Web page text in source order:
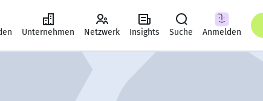
Unternehmen Netzwerk Insights Suche Anmelden